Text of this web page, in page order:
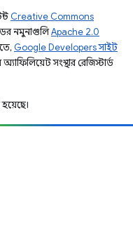
Creative Commons
নমুনাগুলিApache 2.0
Google Developers সাইট
সংস্থার রেজিস্টার্ড